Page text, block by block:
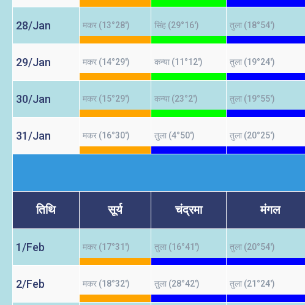
28/Jan मकर (13°28') सिंह (29°16') तुला (18°54')
29/Jan मकर (14°29') कन्या (11°12') तुला (19°24')
30/Jan मकर (15°29') कन्या (23°2') तुला (19°55')
31/Jan मकर (16°30') तुला (4°50') तुला (20°25')
तिथि सूर्य चंद्रमा मंगल
1/Feb मकर (17°31') तुला (16°41') तुला (20°54')
2/Feb मकर (18°32') तुला (28°42') तुला (21°24')